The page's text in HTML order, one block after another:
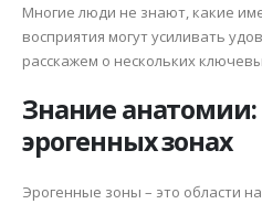
Многие люди не знают, какие
восприятия могут усиливать
расскажем о нескольких
Знание анатомии:
эрогенных зонах
Эрогенные зоны – это области